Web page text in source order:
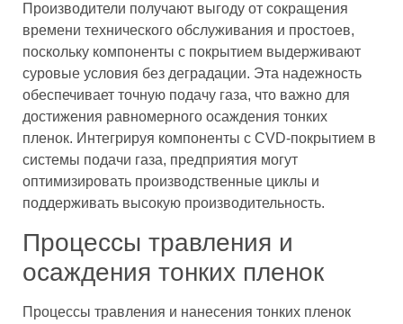
Производители получают выгоду от сокращения
времени технического обслуживания и простоев,
поскольку компоненты с покрытием выдерживают
суровые условия без деградации. Эта надежность
обеспечивает точную подачу газа, что важно для
достижения равномерного осаждения тонких
пленок. Интегрируя компоненты с CVD-покрытием в
системы подачи газа, предприятия могут
оптимизировать производственные циклы и
поддерживать высокую производительность.
Процессы травления и
осаждения тонких пленок
Процессы травления и нанесения тонких пленок